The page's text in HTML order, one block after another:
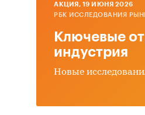
AКЦИЯ, 19 ИЮНЯ 2026
РБК ИССЛЕДОВАНИЯ
Ключевые
индустрия
Новые